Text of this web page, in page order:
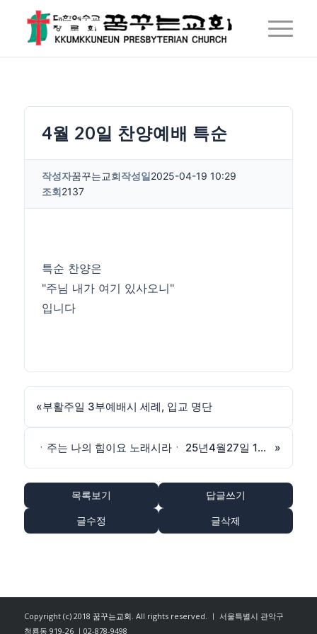
4월 20일 찬양예배 특순
작성자꿈꾸는교회작성일2025-04-19 10:29
조회2137
특순 찬양은
"주님 내가 여기 있사오니"
입니다
«부활주일 3부예배시 세례, 입교 명단
ㆍ주는 나의 힘이요 노래시라ㆍ 25년4월27일 1부 갈보리 찬양곡 »
목록보기 답글쓰기
글수정 글삭제
Copyright (c) 2018 꿈꾸는교회. All rights reserved. ㅣ 서울특별시 관악구
청룡동 919-26 ㅣ02-878-9498